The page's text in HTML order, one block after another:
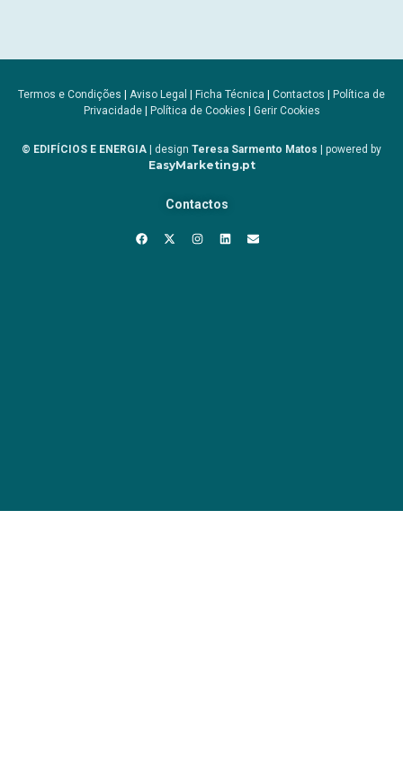
Termos e Condições Aviso Legal Ficha Técnica Contactos
Política de
Privacidade| Política de Cookies Gerir Cookies
© EDIFÍCIOS E ENERGIA | design Teresa Sarmento Matos | powered by
EasyMarketing.pt
Contactos